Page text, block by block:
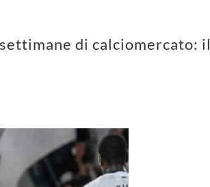
di calciomercato: il